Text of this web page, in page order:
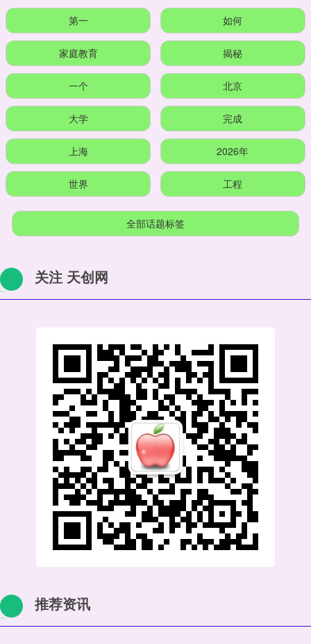
第一 如何
家庭教育 揭秘
一个 北京
大学 完成
上海 2026年
世界 工程
全部话题标签
关注 天创网
推荐资讯